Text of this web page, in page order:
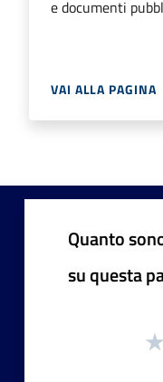
e documenti
VAI ALLA PAGINA
Quanto
su questa